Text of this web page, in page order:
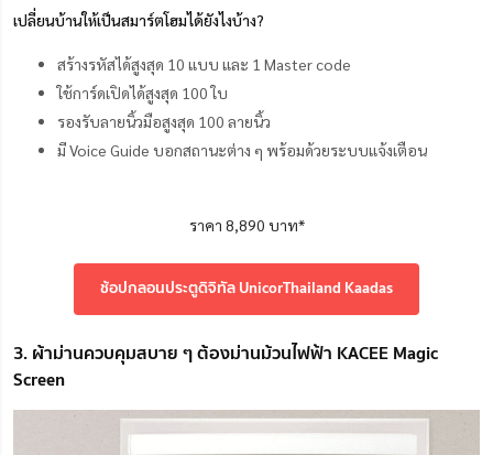
เปลี่ยนบ้านให้เป็นสมาร์ตโฮมได้ยังไงบ้าง?
สร้างรหัสได้สูงสุด 10 แบบ และ 1 Master code
ใช้การ์ดเปิดได้สูงสุด 100 ใบ
รองรับลายนิ้วมือสูงสุด 100 ลายนิ้ว
มี Voice Guide บอกสถานะต่าง ๆ พร้อมด้วยระบบแจ้งเตือน
ราคา 8,890 บาท*
ช้อปกลอนประตูดิจิทัล UnicorThailand Kaadas
3. ผ้าม่านควบคุมสบาย ๆ ต้องม่านม้วนไฟฟ้า KACEE Magic
Screen